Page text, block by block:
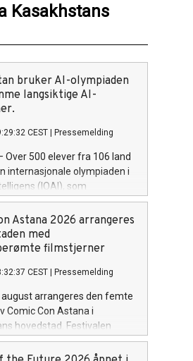
Kasakhstans
bruker AI-olympiaden
langsiktige AI-
CEST Pressemelding
Over 500 elever fra 106 land
internasjonale olympiaden i
(IOAI), som
i Astana fra 2. til 8. august.
brukes av Kasakhstan til å
ambisjon om å bli en av
AI-økonomier.
Astana 2026 arrangeres
med
filmstjerner
CEST Pressemelding
august arrangeres den femte
Comic Con Astana i
hovedstad. Festivalen
av film, serier, tegneserier,
og annen moderne